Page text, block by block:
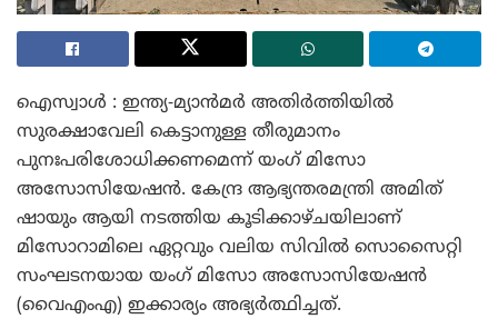
ഐസ്വാൾ : ഇന്ത്യ-മ്യാൻമർ അതിർത്തിയിൽ
സുരക്ഷാവേലി കെട്ടാനുള്ള തീരുമാനം
പുനഃപരിശോധിക്കണമെന്ന് യംഗ് മിസോ
അസോസിയേഷൻ. കേന്ദ്ര ആഭ്യന്തരമന്ത്രി അമിത്
ഷായും ആയി നടത്തിയ കൂടിക്കാഴ്ചയിലാണ്
മിസോറാമിലെ ഏറ്റവും വലിയ സിവിൽ സൊസൈറ്റി
സംഘടനയായ യംഗ് മിസോ അസോസിയേഷൻ
(വൈഎംഎ) ഇക്കാര്യം അഭ്യർത്ഥിച്ചത്.